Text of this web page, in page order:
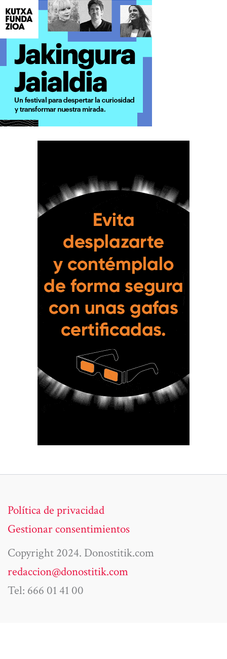
Política de privacidad
Gestionar consentimientos
Copyright 2024. Donostitik.com
redaccion@donostitik.com
Tel: 666 01 41 00